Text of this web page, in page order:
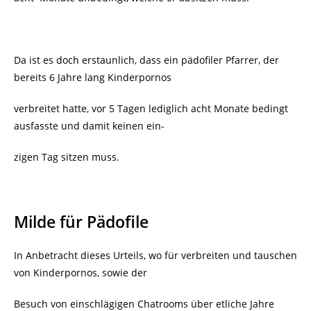
Da ist es doch erstaunlich, dass ein pädofiler Pfarrer, der
bereits 6 Jahre lang Kinderpornos
verbreitet hatte, vor 5 Tagen lediglich acht Monate bedingt
ausfasste und damit keinen ein-
zigen Tag sitzen muss.
Milde für Pädofile
In Anbetracht dieses Urteils, wo für verbreiten und tauschen
von Kinderpornos, sowie der
Besuch von einschlägigen Chatrooms über etliche Jahre